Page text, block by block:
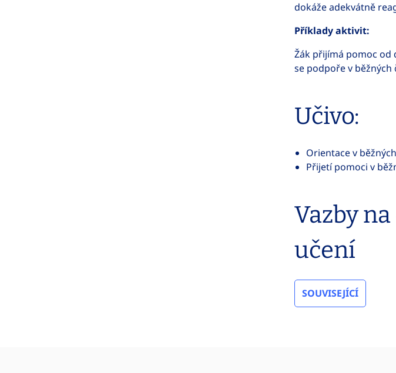
dokáže adekvátně
Příklady aktivit:
Žák přijímá pomoc od
se podpoře v běžných
Učivo:
Orientace v
Přijetí pomoci v
Vazby
učení
SOUVISEJÍCÍ